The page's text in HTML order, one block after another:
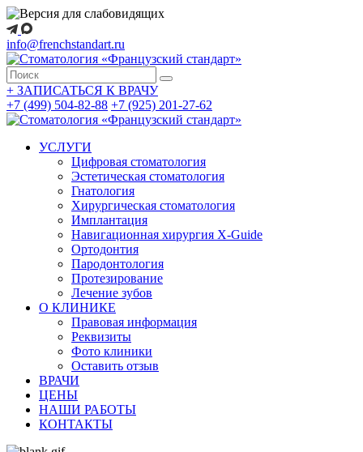
info@frenchstandart.ru
+ ЗАПИСАТЬСЯ К ВРАЧУ
+7 (499) 504-82-88 +7 (925) 201-27-62
УСЛУГИ
Цифровая стоматология
Эстетическая стоматология
Гнатология
Хирургическая стоматология
Имплантация
Навигационная хирургия X-Guide
Ортодонтия
Пародонтология
Протезирование
Лечение зубов
О КЛИНИКЕ
Правовая информация
Реквизиты
Фото клиники
Оставить отзыв
ВРАЧИ
ЦЕНЫ
НАШИ РАБОТЫ
КОНТАКТЫ